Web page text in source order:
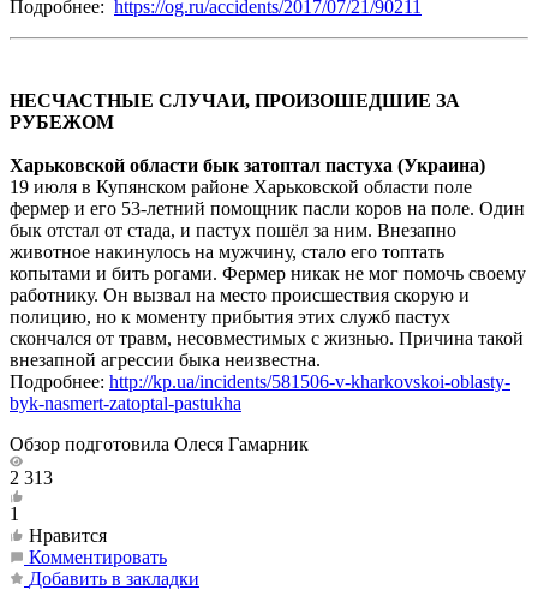
Подробнее: https://og.ru/accidents/2017/07/21/90211
НЕСЧАСТНЫЕ СЛУЧАИ, ПРОИЗОШЕДШИЕ ЗА
РУБЕЖОМ
Харьковской области бык затоптал пастуха (Украина)
19 июля в Купянском районе Харьковской области поле
фермер и его 53-летний помощник пасли коров на поле. Один
бык отстал от стада, и пастух пошёл за ним. Внезапно
животное накинулось на мужчину, стало его топтать
копытами и бить рогами. Фермер никак не мог помочь своему
работнику. Он вызвал на место происшествия скорую и
полицию, но к моменту прибытия этих служб пастух
скончался от травм, несовместимых с жизнью. Причина такой
внезапной агрессии быка неизвестна.
Подробнее: http://kp.ua/incidents/581506-v-kharkovskoi-oblasty-
byk-nasmert-zatoptal-pastukha
Обзор подготовила Олеся Гамарник
2 313
1
Нравится
Комментировать
Добавить в закладки